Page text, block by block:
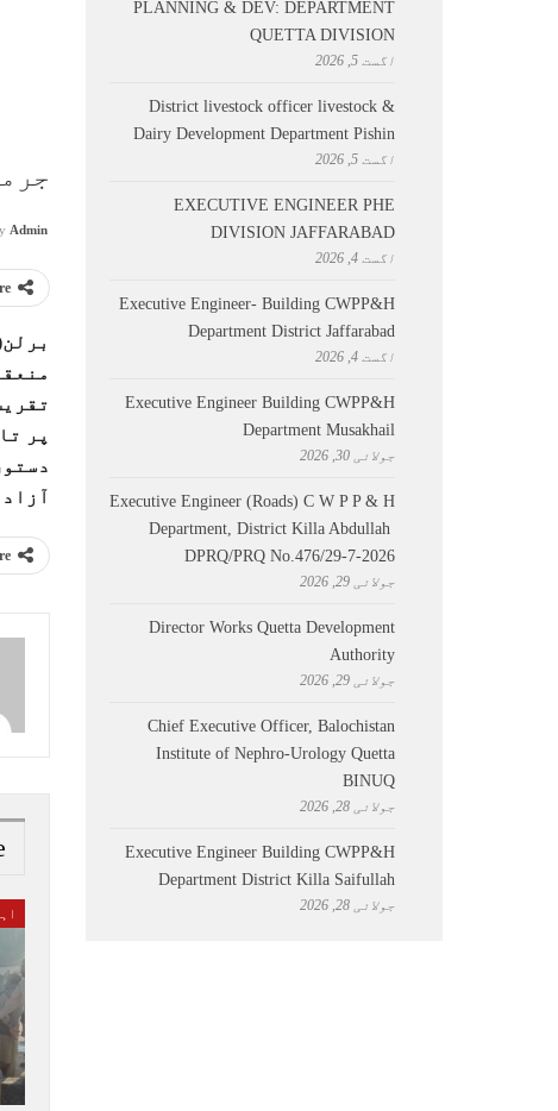
Admin
پر
PLANNING & DEV: DEPARTMENT
QUETTA DIVISION
اگست 5, 2026
District livestock officer livestock &
Dairy Development Department Pishin
اگست 5, 2026
EXECUTIVE ENGINEER PHE
DIVISION JAFFARABAD
اگست 4, 2026
Executive Engineer- Building CWPP&H
Department District Jaffarabad
اگست 4, 2026
Executive Engineer Building CWPP&H
Department Musakhail
جولائی 30, 2026
Executive Engineer (Roads) C W P P & H
Department, District Killa Abdullah ​
DPRQ/PRQ No.476/29-7-2026
جولائی 29, 2026
Director Works Quetta Development
Authority
جولائی 29, 2026
Chief Executive Officer, Balochistan
Institute of Nephro-Urology Quetta
BINUQ
جولائی 28, 2026
Executive Engineer Building CWPP&H
Department District Killa Saifullah
جولائی 28, 2026